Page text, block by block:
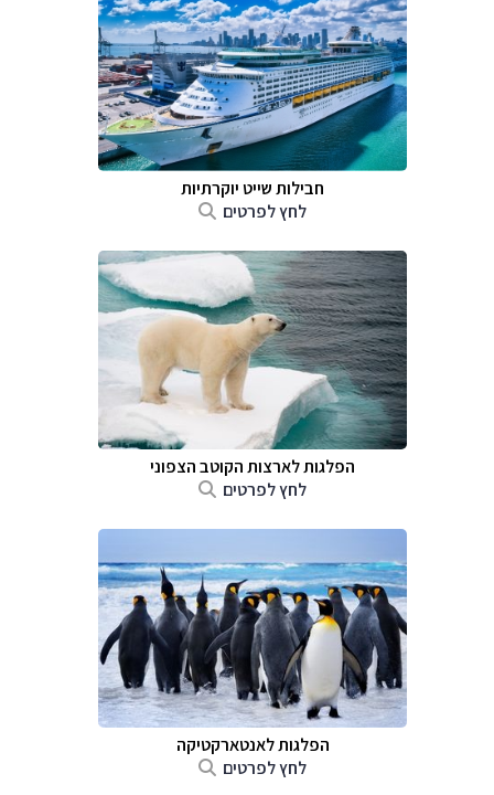
חבילות שייט יוקרתיות
לחץ לפרטים
הפלגות לארצות הקוטב הצפוני
לחץ לפרטים
הפלגות לאנטארקטיקה
לחץ לפרטים